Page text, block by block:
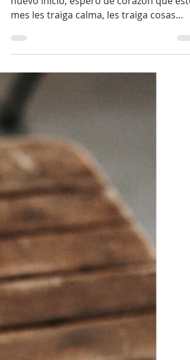
¡Empezamos un nuevo mes! Como todo
mes les traiga calma, les traiga cosas
positivas, sonrisas,...